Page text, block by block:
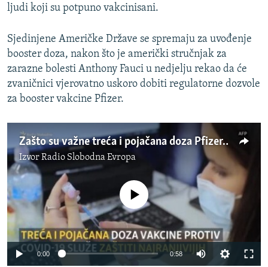
ljudi koji su potpuno vakcinisani.
Sjedinjene Američke Države se spremaju za uvođenje
booster doza, nakon što je američki stručnjak za
zarazne bolesti Anthony Fauci u nedjelju rekao da će
zvaničnici vjerovatno uskoro dobiti regulatorne dozvole
za booster vakcine Pfizer.
Zašto su važne treća i pojačana doza Pfizer-BioNTech i Moderna vakcine?
IzvorRadio Slobodna Evropa
No media source currently available
0:00 0:58